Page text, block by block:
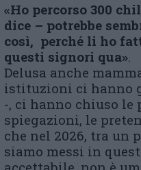
«Ho percorso 300
dice – potrebbe
così, perché li ho
questi signori qua».
Delusa anche
istituzioni ci hanno
-, ci hanno chiuso le
spiegazioni, le
che nel 2026, tra un
siamo messi in